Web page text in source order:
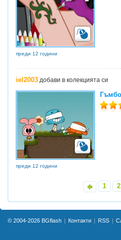
преди 12 години
iel2003 добави в колекцията си
преди 12 години
1 2
© 2004-2026 BGflash Контакти RSS